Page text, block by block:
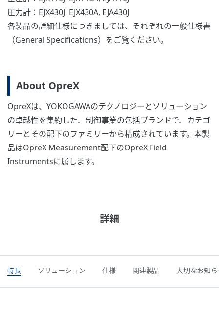
圧力計：EJX430J, EJX430A, EJA430J
各製品の詳細仕様につきましては、それぞれの一般仕様書
（General Specifications）をご覧ください。
About OpreX
OpreXは、YOKOGAWAのテクノロジーとソリューション
の卓越性を集約した、制御事業の包括ブランドで、カテゴ
リーとその配下のファミリーから構成されています。本製
品はOpreX Measurement配下のOpreX Field
Instrumentsに属します。
詳細
特長 ソリューション 仕様 関連製品 大切なお知